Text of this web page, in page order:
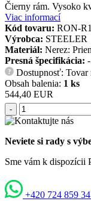
Čierny rám. Vysoko
Viac informací
Kód tovaru: RON-
Výrobca: STEELER
Materiál: Nerez:
Presná špecifikácia: -
?
Dostupnosť: Tovar
Obsah balenia: 1 ks
544,40 EUR
-
Neviete si rady s
Sme vám k dispozícii
+420 724 859